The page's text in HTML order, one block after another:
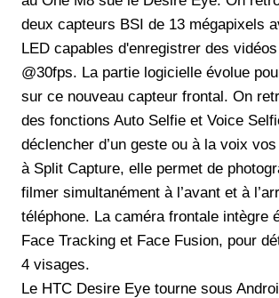
deux capteurs BSI de 13 mégapixels
LED capables d'enregistrer des
@30fps. La partie logicielle évolue
sur ce nouveau capteur frontal. On
des fonctions Auto Selfie et Voice
déclencher d’un geste ou à la voix
à Split Capture, elle permet de
filmer simultanément à l’avant et à
téléphone. La caméra frontale intègre
Face Tracking et Face Fusion, pour
4 visages.
Le HTC Desire Eye tourne sous